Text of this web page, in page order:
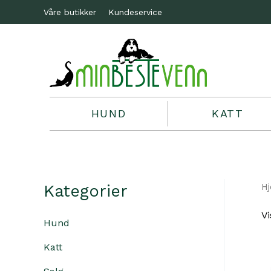
Våre butikker Kundeservice
HUND KATT
Kategorier
Hund
Katt